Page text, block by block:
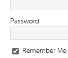
Password
Remember Me